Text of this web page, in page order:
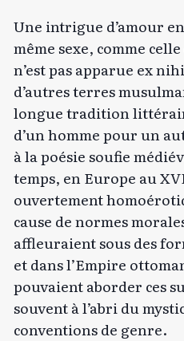
Une intrigue d’amour
même sexe, comme
n’est pas apparue ex
d’autres terres
longue tradition
d’un homme pour un
à la poésie soufie
temps, en Europe au
ouvertement
cause de normes
affleuraient sous des
et dans l’Empire
pouvaient aborder ces
souvent à l’abri du
conventions de genre.